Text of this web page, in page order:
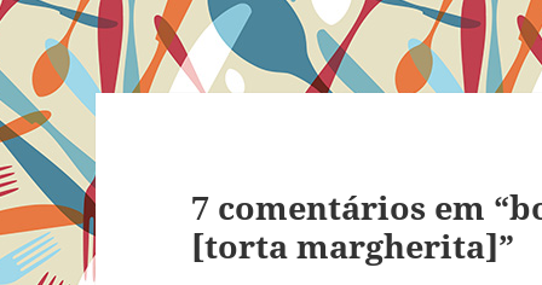
7 comentários em
[torta margherita]”